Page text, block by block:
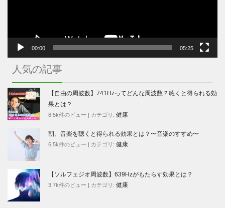
00:00 05:25
人気の記事
【自由の周波数】741Hzってどんな周波数？聴くと得られる効
果とは？
8.5k件のビュー | カテゴリ: 健康
朝、音楽を聴くと得られる効果とは？〜音楽のすすめ〜
6.5k件のビュー | カテゴリ: 健康
【ソルフェジオ周波数】639Hzがもたらす効果とは？
3.7k件のビュー | カテゴリ: 健康